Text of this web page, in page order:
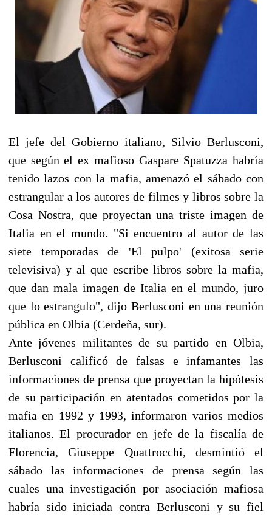
El jefe del Gobierno italiano, Silvio Berlusconi,
que según el ex mafioso Gaspare Spatuzza habría
tenido lazos con la mafia, amenazó el sábado con
estrangular a los autores de filmes y libros sobre la
Cosa Nostra, que proyectan una triste imagen de
Italia en el mundo. "Si encuentro al autor de las
siete temporadas de 'El pulpo' (exitosa serie
televisiva) y al que escribe libros sobre la mafia,
que dan mala imagen de Italia en el mundo, juro
que lo estrangulo", dijo Berlusconi en una reunión
pública en Olbia (Cerdeña, sur).
Ante jóvenes militantes de su partido en Olbia,
Berlusconi calificó de falsas e infamantes las
informaciones de prensa que proyectan la hipótesis
de su participación en atentados cometidos por la
mafia en 1992 y 1993, informaron varios medios
italianos. El procurador en jefe de la fiscalía de
Florencia, Giuseppe Quattrocchi, desmintió el
sábado las informaciones de prensa según las
cuales una investigación por asociación mafiosa
habría sido iniciada contra Berlusconi y su fiel